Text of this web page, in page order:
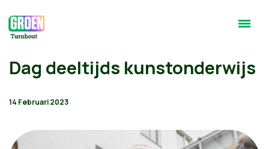
Dag deeltijds kunstonderwijs
14 Februari 2023